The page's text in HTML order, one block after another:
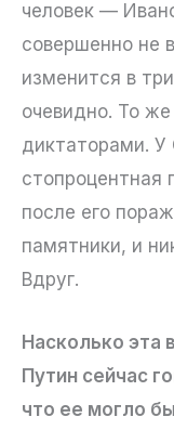
человек —
совершенно не
изменится в
очевидно. То
диктаторами.
стопроцентная
после его
памятники, и
Вдруг.
Насколько эта
Путин сейчас
что ее могло